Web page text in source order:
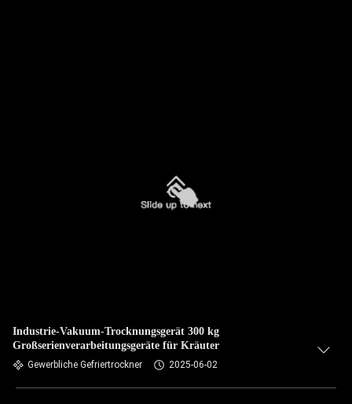
Industrie-Vakuum-Trocknungsgerät 300 kg
Großserienverarbeitungsgeräte für Kräuter
Gewerbliche Gefriertrockner 2025-06-02